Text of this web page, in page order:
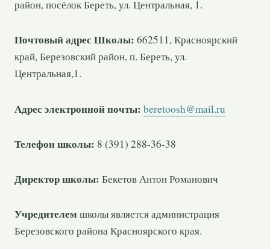
район, посёлок Береть, ул. Центральная, 1.
Почтовый адрес Школы: 662511, Красноярский
край, Березовский район, п. Береть, ул.
Центральная,1.
Адрес электронной почты: beretoosh@mail.ru
Телефон школы: 8 (391) 288-36-38
Директор школы: Бекетов Антон Романович
Учредителем школы является администрация
Березовского района Красноярского края.